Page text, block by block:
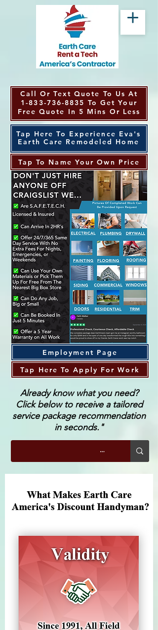
Call Or Text Quote To Us At
1-833-736-8835 To Get Your
Free Quote In 5 Mins Or Less
Tap Here To Experience Eva's
Earth Care Remodeled Home
Tap To Name Your Own Price
Employment Page
Tap Here To Apply For Work
Already know what you need?
Click below to receive a tailored
service package recommendation
in seconds."